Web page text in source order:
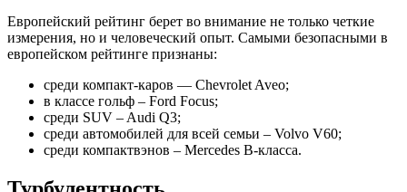
Европейский рейтинг берет во внимание не только четкие
измерения, но и человеческий опыт. Самыми безопасными в
европейском рейтинге признаны:
среди компакт-каров — Chevrolet Aveo;
в классе гольф – Ford Focus;
среди SUV – Audi Q3;
среди автомобилей для всей семьи – Volvo V60;
среди компактвэнов – Mercedes B-класса.